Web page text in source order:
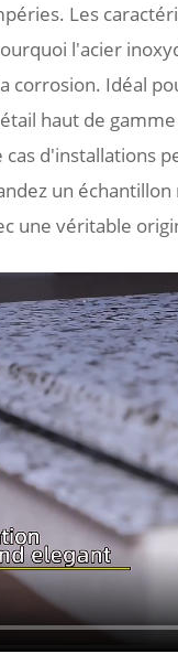
Les
l'acier
corrosion. Idéal
haut de
d'installations
un
une véritable